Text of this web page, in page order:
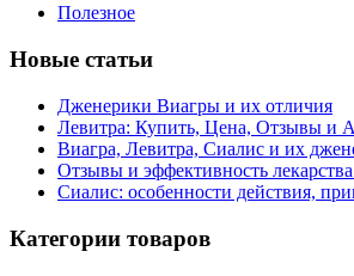
Полезное
Новые статьи
Дженерики Виагры и их отличия
Левитра: Купить, Цена, Отзывы и
Виагра, Левитра, Сиалис и их
Отзывы и эффективность
Сиалис: особенности действия,
Категории товаров